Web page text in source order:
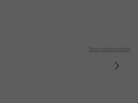
Storrelsestabel